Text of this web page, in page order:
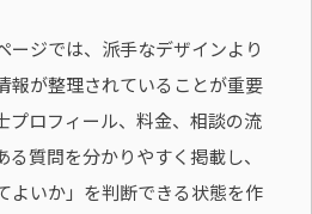
ージでは、派手なデザインより
報が整理されていることが重要
プロフィール、料金、相談の流
質問を分かりやすく掲載し、
よいか」を判断できる状態を作